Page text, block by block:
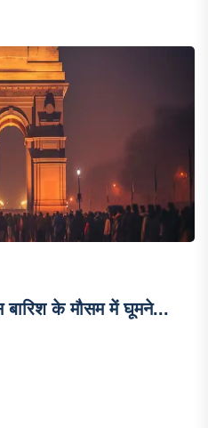
के मौसम में घूमने...